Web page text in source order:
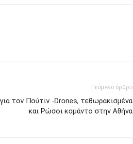
Επόμενο άρθρο
τον Πούτιν -Drones, τεθωρακισμένα
και Ρώσοι κομάντο στην Αθήνα